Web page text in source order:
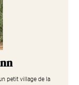
petit village de la